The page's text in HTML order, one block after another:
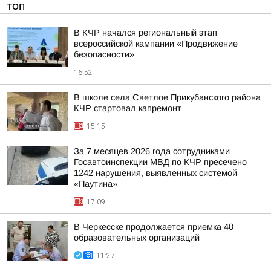
ТОП
В КЧР начался региональный этап
всероссийской кампании «Продвижение
безопасности»
16:52
В школе села Светлое Прикубанского района
КЧР стартовал капремонт
15:15
За 7 месяцев 2026 года сотрудниками
Госавтоинспекции МВД по КЧР пресечено
1242 нарушения, выявленных системой
«Паутина»
17:09
В Черкесске продолжается приемка 40
образовательных организаций
11:27